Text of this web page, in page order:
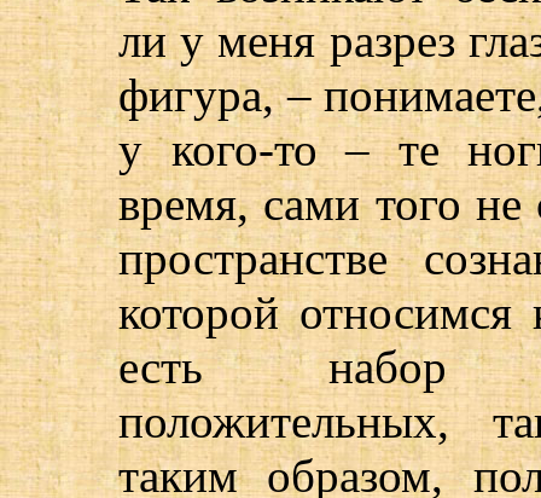
ли у меня разрез
фигура, –
у кого-то – те
время, сами того не
пространстве
которой
есть набор
положительных,
таким образом,